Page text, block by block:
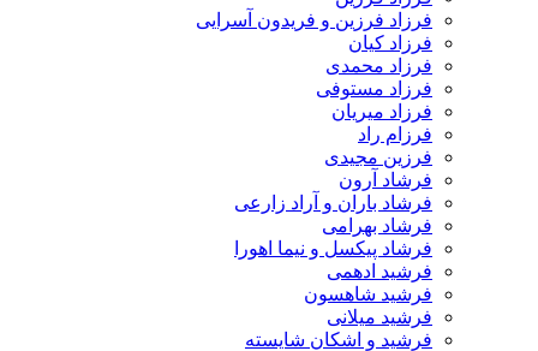
فرزاد فرزین و فریدون آسرایی
فرزاد کیان
فرزاد محمدی
فرزاد مستوفی
فرزاد میریان
فرزام راد
فرزین مجیدی
فرشاد آرون
فرشاد باران و آراد زارعی
فرشاد بهرامی
فرشاد پیکسل و نیما اهورا
فرشید ادهمی
فرشید شاهسون
فرشید میلانی
فرشید و اشکان شایسته